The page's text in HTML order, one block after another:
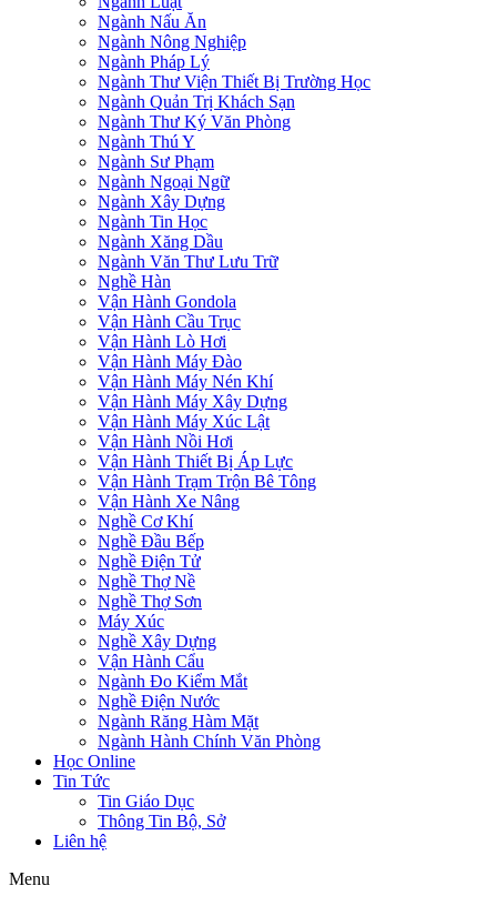
Ngành Nấu Ăn
Ngành Nông Nghiệp
Ngành Pháp Lý
Ngành Thư Viện Thiết Bị Trường Học
Ngành Quản Trị Khách Sạn
Ngành Thư Ký Văn Phòng
Ngành Thú Y
Ngành Sư Phạm
Ngành Ngoại Ngữ
Ngành Xây Dựng
Ngành Tin Học
Ngành Xăng Dầu
Ngành Văn Thư Lưu Trữ
Nghề Hàn
Vận Hành Gondola
Vận Hành Cầu Trục
Vận Hành Lò Hơi
Vận Hành Máy Đào
Vận Hành Máy Nén Khí
Vận Hành Máy Xây Dựng
Vận Hành Máy Xúc Lật
Vận Hành Nồi Hơi
Vận Hành Thiết Bị Áp Lực
Vận Hành Trạm Trộn Bê Tông
Vận Hành Xe Nâng
Nghề Cơ Khí
Nghề Đầu Bếp
Nghề Điện Tử
Nghề Thợ Nề
Nghề Thợ Sơn
Máy Xúc
Nghề Xây Dựng
Vận Hành Cẩu
Ngành Đo Kiểm Mắt
Nghề Điện Nước
Ngành Răng Hàm Mặt
Ngành Hành Chính Văn Phòng
Học Online
Tin Tức
Tin Giáo Dục
Thông Tin Bộ, Sở
Liên hệ
Menu